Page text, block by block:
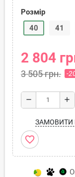
Розмір
40
41
2 804
3 505 грн. -
remove add
ЗАМОВИТИ
favorite_border